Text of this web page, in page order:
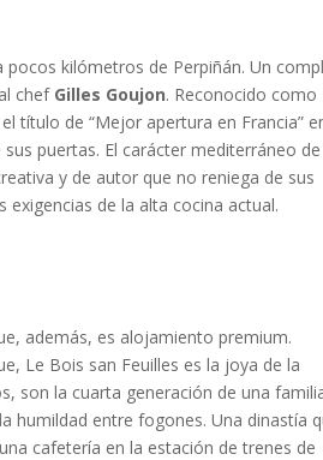
kilómetros de Perpiñán. Un
chef Gilles Goujon. Reconocido como
título de “Mejor apertura en Francia”
puertas. El carácter mediterráneo
y de autor que no reniega de sus
de la alta cocina actual.
además, es alojamiento premium.
Le Bois san Feuilles es la joya de la
son la cuarta generación de una
humildad entre fogones. Una dinastía
cafetería en la estación de trenes de